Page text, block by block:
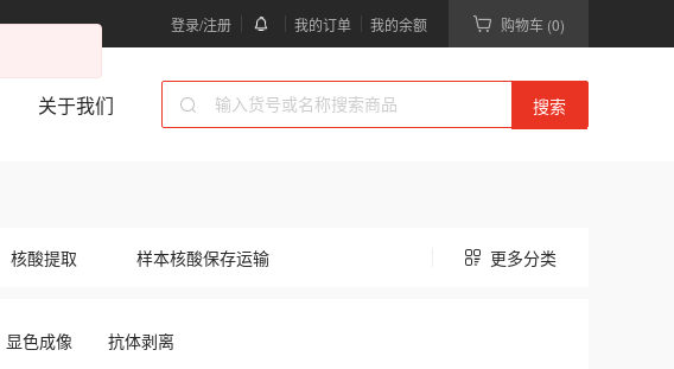
登录/注册 我的订单 我的余额 购物车 (0)
关于我们 搜索
核酸提取 样本核酸保存运输 更多分类
显色成像 抗体剥离